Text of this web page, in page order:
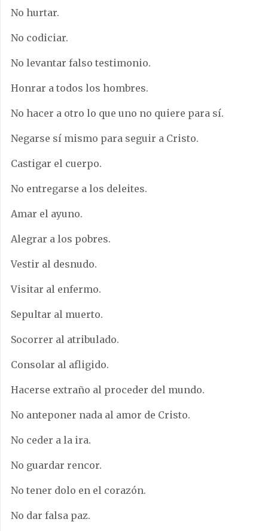
No hurtar.
No codiciar.
No levantar falso testimonio.
Honrar a todos los hombres.
No hacer a otro lo que uno no quiere para sí.
Negarse sí mismo para seguir a Cristo.
Castigar el cuerpo.
No entregarse a los deleites.
Amar el ayuno.
Alegrar a los pobres.
Vestir al desnudo.
Visitar al enfermo.
Sepultar al muerto.
Socorrer al atribulado.
Consolar al afligido.
Hacerse extraño al proceder del mundo.
No anteponer nada al amor de Cristo.
No ceder a la ira.
No guardar rencor.
No tener dolo en el corazón.
No dar falsa paz.